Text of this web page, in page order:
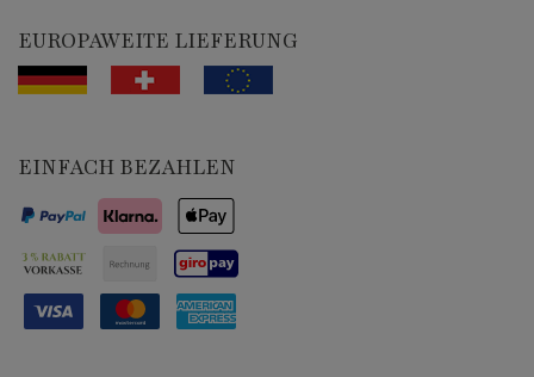
EUROPAWEITE LIEFERUNG
EINFACH BEZAHLEN